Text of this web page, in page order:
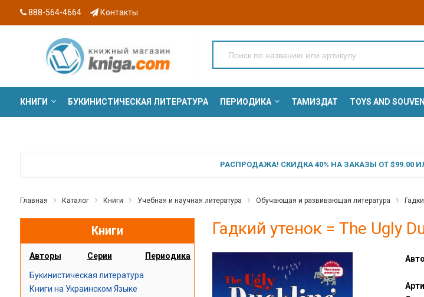
888-564-4664 Контакты
КНИГИ БУКИНИСТИЧЕСКАЯ ЛИТЕРАТУРА ПЕРИОДИКА ТАМИЗДАТ TOYS AND
РАСПРОДАЖА! СКИДКА 40% НА ЗАКАЗЫ ОТ $99.00
Главная Каталог Книги Учебная и научная литература Обучающая и развивающая литература
Книги
Авторы Серии Периодика
Букинистическая литература
Книги на Украинском Языке
Гадкий утенок = The Ugly